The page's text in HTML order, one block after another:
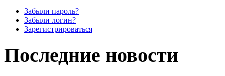
Забыли пароль?
Забыли логин?
Зарегистрироваться
Последние новости